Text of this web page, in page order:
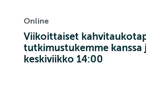
Online
Viikoittaiset
tutkimustukemme kanssa
keskiviikko 14:00